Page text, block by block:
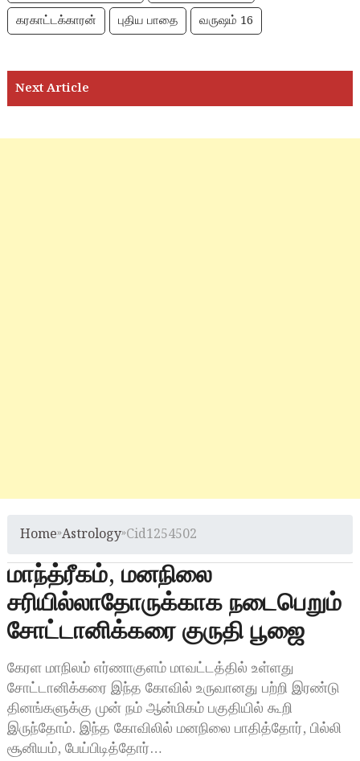
கரகாட்டக்காரன்
புதிய பாதை வருஷம் 16
Home»Astrology»Cid1254502
மாந்த்ரீகம், மனநிலை
சரியில்லாதோருக்காக நடைபெறும்
சோட்டானிக்கரை குருதி பூஜை
கேரள மாநிலம் எர்ணாகுளம் மாவட்டத்தில் உள்ளது
சோட்டானிக்கரை இந்த கோவில் உருவானது பற்றி இரண்டு
தினங்களுக்கு முன் நம் ஆன்மிகம் பகுதியில் கூறி
இருந்தோம். இந்த கோவிலில் மனநிலை பாதித்தோர், பில்லி
சூனியம், பேய்பிடித்தோர்…